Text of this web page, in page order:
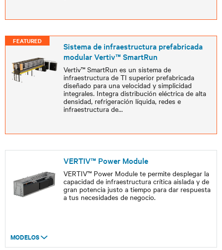
FEATURED
Sistema de infraestructura prefabricada
modular Vertiv™ SmartRun
Vertiv™ SmartRun es un sistema de
infraestructura de TI superior prefabricada
diseñado para una velocidad y simplicidad
integrales. Integra distribución eléctrica de alta
densidad, refrigeración líquida, redes e
infraestructura de...
VERTIV™ Power Module
VERTIV™ Power Module te permite desplegar la
capacidad de infraestructura crítica aislada y de
gran potencia justo a tiempo para dar respuesta
a tus necesidades de negocio.
MODELOS